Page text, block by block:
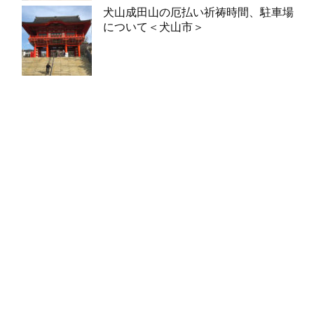
犬山成田山の厄払い祈祷時間、駐車場
について＜犬山市＞